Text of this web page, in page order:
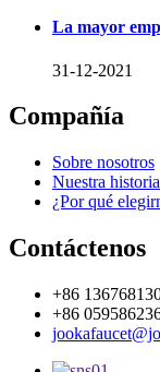
La mayor
31-12-2021
Compañía
Sobre nosotros
Nuestra historia
¿Por qué
Contáctenos
+86
+86